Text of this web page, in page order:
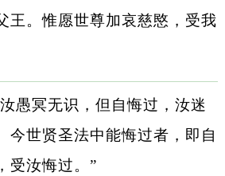
王。惟愿世尊加哀慈愍，受我
愚冥无识，但自悔过，汝迷
今世贤圣法中能悔过者，即自
受汝悔过。”